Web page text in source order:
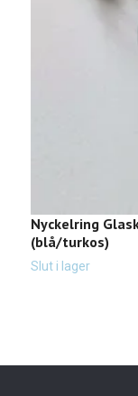
Nyckelring
(blå/turkos)
Slut i lager